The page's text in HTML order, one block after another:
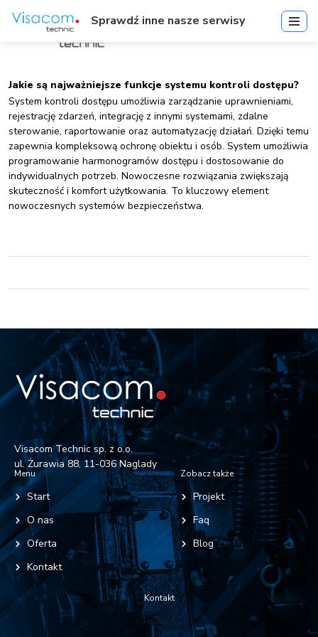
Jakie są najważniejsze funkcje systemu kontroli dostępu?
System kontroli dostępu umożliwia zarządzanie uprawnieniami,
rejestrację zdarzeń, integrację z innymi systemami, zdalne
sterowanie, raportowanie oraz automatyzację działań. Dzięki temu
zapewnia kompleksową ochronę obiektu i osób. System umożliwia
programowanie harmonogramów dostępu i dostosowanie do
indywidualnych potrzeb. Nowoczesne rozwiązania zwiększają
skuteczność i komfort użytkowania. To kluczowy element
nowoczesnych systemów bezpieczeństwa.
Visacom Technic sp. z o.o.
ul. Żurawia 88, 11-036 Naglady
Menu
Start
O nas
Oferta
Kontakt
Zobacz także
Projekt
Faq
Blog
Kontakt
Telefon:
Sprawdź inne nasze serwisy